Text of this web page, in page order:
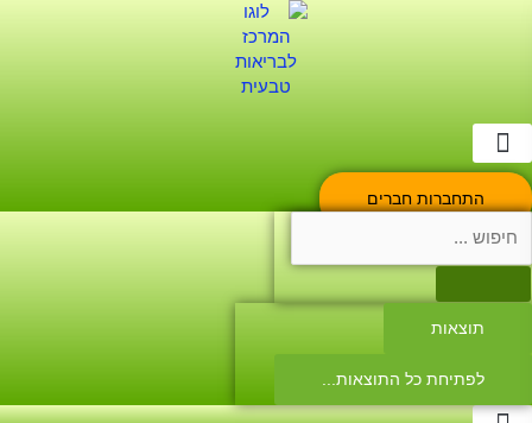
התחברות חברים
תוצאות
לפתיחת כל התוצאות...